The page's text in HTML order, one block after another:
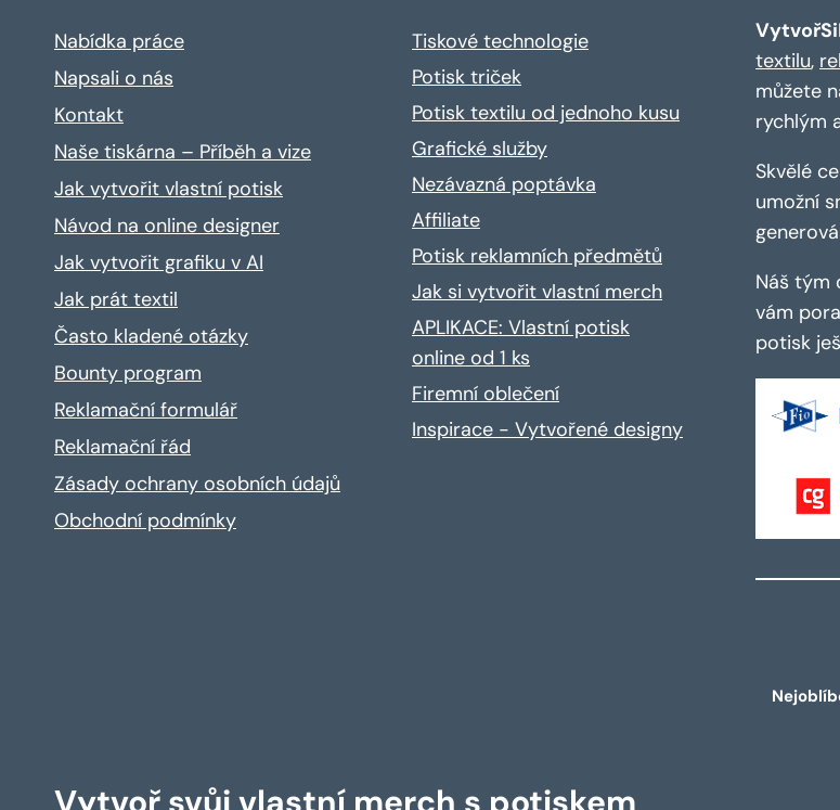
Nabídka práce
Napsali o nás
Kontakt
Naše tiskárna – Příběh a vize
Jak vytvořit vlastní potisk
Návod na online designer
Jak vytvořit grafiku v AI
Jak prát textil
Často kladené otázky
Bounty program
Reklamační formulář
Reklamační řád
Zásady ochrany osobních údajů
Obchodní podmínky
Tiskové technologie
Potisk triček
Potisk textilu od jednoho kusu
Grafické služby
Nezávazná poptávka
Affiliate
Potisk reklamních předmětů
Jak si vytvořit vlastní merch
APLIKACE: Vlastní potisk
online od 1 ks
Firemní oblečení
Inspirace - Vytvořené designy
textilu,
můžete
rychlým
Skvělé
umožní
Náš tým
vám
potisk